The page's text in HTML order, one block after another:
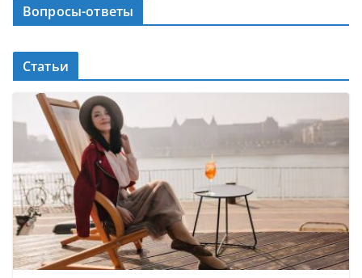
Вопросы-ответы
Статьи